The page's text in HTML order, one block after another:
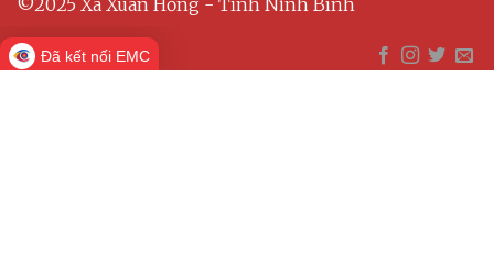
©2025 Xã Xuân Hồng - Tỉnh Ninh Bình
Đã kết nối EMC